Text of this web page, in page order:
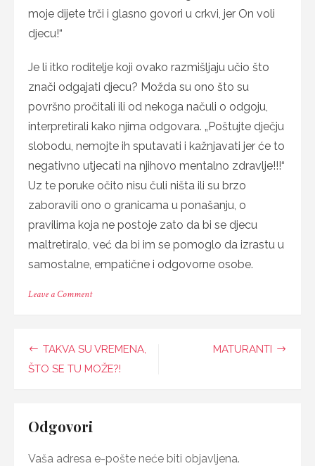
moje dijete trči i glasno govori u crkvi, jer On voli
djecu!“
Je li itko roditelje koji ovako razmišljaju učio što
znači odgajati djecu? Možda su ono što su
površno pročitali ili od nekoga načuli o odgoju,
interpretirali kako njima odgovara. „Poštujte dječju
slobodu, nemojte ih sputavati i kažnjavati jer će to
negativno utjecati na njihovo mentalno zdravlje!!!“
Uz te poruke očito nisu čuli ništa ili su brzo
zaboravili ono o granicama u ponašanju, o
pravilima koja ne postoje zato da bi se djecu
maltretiralo, već da bi im se pomoglo da izrastu u
samostalne, empatične i odgovorne osobe.
Leave a Commenton
Navigacija
objava
TAKVA SU VREMENA,
ŠTO SE TU MOŽE?!
MATURANTI
Odgovori
Vaša adresa e-pošte neće biti objavljena.